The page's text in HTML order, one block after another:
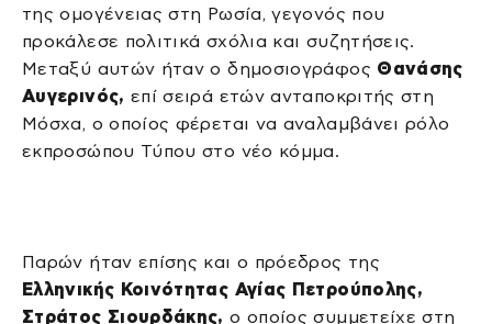
της ομογένειας στη Ρωσία, γεγονός που
προκάλεσε πολιτικά σχόλια και συζητήσεις.
Μεταξύ αυτών ήταν ο δημοσιογράφος Θανάσης
Αυγερινός, επί σειρά ετών ανταποκριτής στη
Μόσχα, ο οποίος φέρεται να αναλαμβάνει ρόλο
εκπροσώπου Τύπου στο νέο κόμμα.
Παρών ήταν επίσης και ο πρόεδρος της
Ελληνικής Κοινότητας Αγίας Πετρούπολης,
Στράτος Σιουρδάκης, ο οποίος συμμετείχε στη